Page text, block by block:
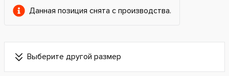
Данная позиция снята с производства.
Выберите другой размер